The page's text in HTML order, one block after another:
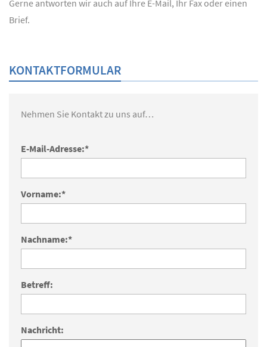
Gerne antworten wir auch auf Ihre E-Mail, Ihr Fax oder einen
Brief.
KONTAKTFORMULAR
Nehmen Sie Kontakt zu uns auf…
E-Mail-Adresse:*
Vorname:*
Nachname:*
Betreff:
Nachricht: